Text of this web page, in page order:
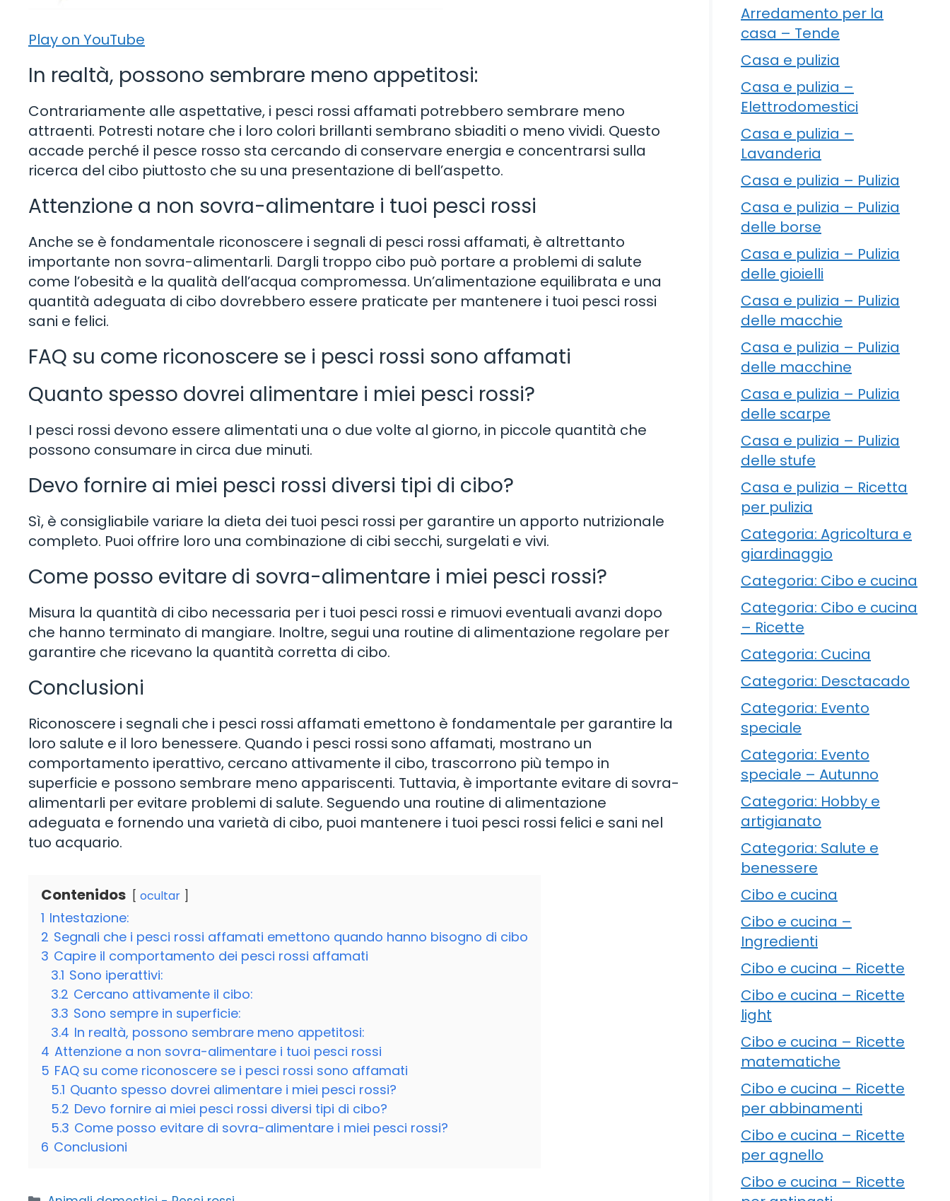
Play on YouTube
In realtà, possono sembrare meno appetitosi:
Contrariamente alle aspettative, i pesci rossi affamati potrebbero sembrare meno
attraenti. Potresti notare che i loro colori brillanti sembrano sbiaditi o meno vividi. Questo
accade perché il pesce rosso sta cercando di conservare energia e concentrarsi sulla
ricerca del cibo piuttosto che su una presentazione di bell’aspetto.
Attenzione a non sovra-alimentare i tuoi pesci rossi
Anche se è fondamentale riconoscere i segnali di pesci rossi affamati, è altrettanto
importante non sovra-alimentarli. Dargli troppo cibo può portare a problemi di salute
come l’obesità e la qualità dell’acqua compromessa. Un’alimentazione equilibrata e una
quantità adeguata di cibo dovrebbero essere praticate per mantenere i tuoi pesci rossi
sani e felici.
FAQ su come riconoscere se i pesci rossi sono affamati
Quanto spesso dovrei alimentare i miei pesci rossi?
I pesci rossi devono essere alimentati una o due volte al giorno, in piccole quantità che
possono consumare in circa due minuti.
Devo fornire ai miei pesci rossi diversi tipi di cibo?
Sì, è consigliabile variare la dieta dei tuoi pesci rossi per garantire un apporto nutrizionale
completo. Puoi offrire loro una combinazione di cibi secchi, surgelati e vivi.
Come posso evitare di sovra-alimentare i miei pesci rossi?
Misura la quantità di cibo necessaria per i tuoi pesci rossi e rimuovi eventuali avanzi dopo
che hanno terminato di mangiare. Inoltre, segui una routine di alimentazione regolare per
garantire che ricevano la quantità corretta di cibo.
Conclusioni
Riconoscere i segnali che i pesci rossi affamati emettono è fondamentale per garantire la
loro salute e il loro benessere. Quando i pesci rossi sono affamati, mostrano un
comportamento iperattivo, cercano attivamente il cibo, trascorrono più tempo in
superficie e possono sembrare meno appariscenti. Tuttavia, è importante evitare di sovra-
alimentarli per evitare problemi di salute. Seguendo una routine di alimentazione
adeguata e fornendo una varietà di cibo, puoi mantenere i tuoi pesci rossi felici e sani nel
tuo acquario.
Contenidos ocultar
1 Intestazione:
2 Segnali che i pesci rossi affamati emettono quando hanno bisogno di cibo
3 Capire il comportamento dei pesci rossi affamati
3.1 Sono iperattivi:
3.2 Cercano attivamente il cibo:
3.3 Sono sempre in superficie:
3.4 In realtà, possono sembrare meno appetitosi:
4 Attenzione a non sovra-alimentare i tuoi pesci rossi
5 FAQ su come riconoscere se i pesci rossi sono affamati
5.1 Quanto spesso dovrei alimentare i miei pesci rossi?
5.2 Devo fornire ai miei pesci rossi diversi tipi di cibo?
5.3 Come posso evitare di sovra-alimentare i miei pesci rossi?
6 Conclusioni
Arredamento per la
casa – Tende
Casa e pulizia
Casa e pulizia –
Elettrodomestici
Casa e pulizia –
Lavanderia
Casa e pulizia – Pulizia
Casa e pulizia – Pulizia
delle borse
Casa e pulizia – Pulizia
delle gioielli
Casa e pulizia – Pulizia
delle macchie
Casa e pulizia – Pulizia
delle macchine
Casa e pulizia – Pulizia
delle scarpe
Casa e pulizia – Pulizia
delle stufe
Casa e pulizia – Ricetta
per pulizia
Categoria: Agricoltura e
giardinaggio
Categoria: Cibo e cucina
Categoria: Cibo e cucina
– Ricette
Categoria: Cucina
Categoria: Desctacado
Categoria: Evento
speciale
Categoria: Evento
speciale – Autunno
Categoria: Hobby e
artigianato
Categoria: Salute e
benessere
Cibo e cucina
Cibo e cucina –
Ingredienti
Cibo e cucina – Ricette
Cibo e cucina – Ricette
light
Cibo e cucina – Ricette
matematiche
Cibo e cucina – Ricette
per abbinamenti
Cibo e cucina – Ricette
per agnello
Cibo e cucina – Ricette